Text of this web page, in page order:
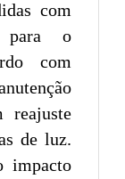
com
para o
com
reajuste
de luz.
impacto